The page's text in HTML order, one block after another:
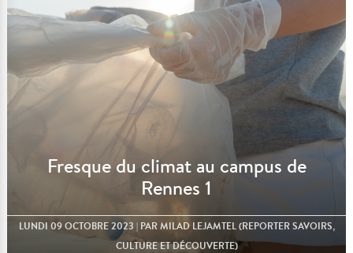
Lire l'article
Fresque du climat au campus de
Rennes 1
LUNDI 09 OCTOBRE 2023 | PAR MILAD LEJAMTEL (REPORTER SAVOIRS,
CULTURE ET DÉCOUVERTE)